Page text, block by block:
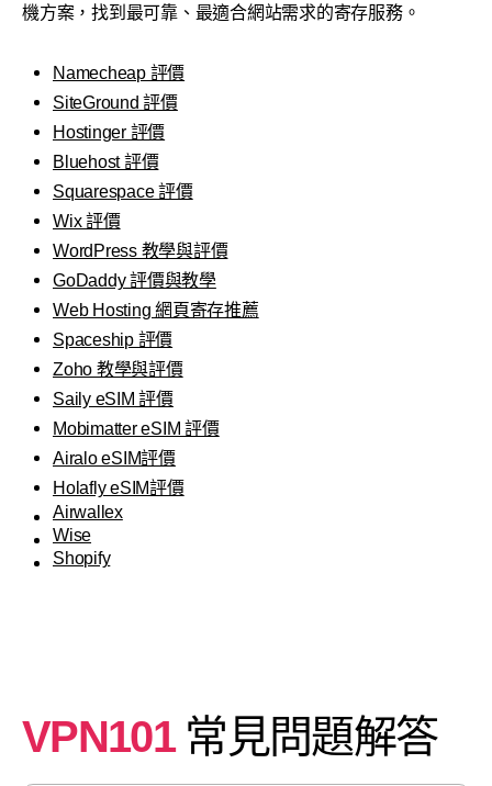
機方案，找到最可靠、最適合網站需求的寄存服務。
Namecheap 評價
SiteGround 評價
Hostinger 評價
Bluehost 評價
Squarespace 評價
Wix 評價
WordPress 教學與評價
GoDaddy 評價與教學
Web Hosting 網頁寄存推薦
Spaceship 評價
Zoho 教學與評價
Saily eSIM 評價
Mobimatter eSIM 評價
Airalo eSIM評價
Holafly eSIM評價
Airwallex
Wise
Shopify
VPN101常見問題解答